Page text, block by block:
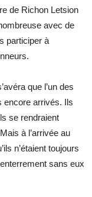
de Richon Letsion
avec de
participer à
que l’un des
encore arrivés. Ils
se rendraient
à l’arrivée au
n’étaient toujours
sans eux